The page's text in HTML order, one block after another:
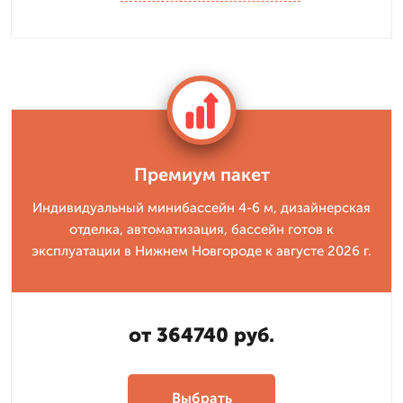
Премиум пакет
Индивидуальный минибассейн 4-6 м, дизайнерская
отделка, автоматизация, бассейн готов к
эксплуатации в Нижнем Новгороде к августе 2026 г.
от 364740 руб.
Выбрать